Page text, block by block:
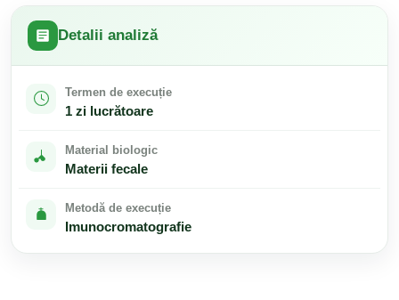
Detalii analiză
Termen de execuție
1 zi lucrătoare
Material biologic
Materii fecale
Metodă de execuție
Imunocromatografie